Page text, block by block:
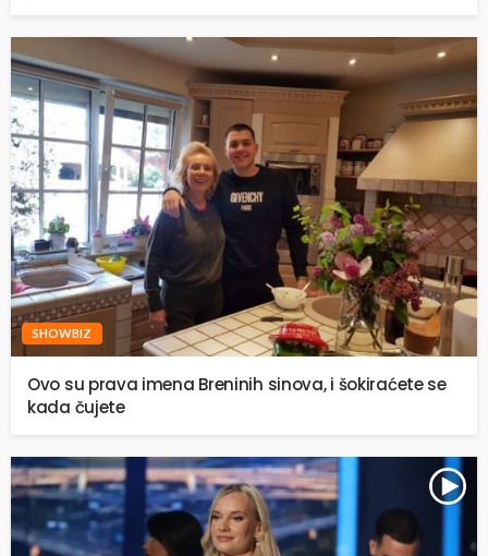
SHOWBIZ
Ovo su prava imena Breninih sinova, i šokiraćete se
kada čujete